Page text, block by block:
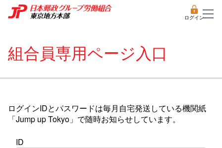
ログイン
組合員専用ページ入口
ログインIDとパスワードは毎月自宅発送している機関紙
「Jump up Tokyo」で随時お知らせしています。
ID